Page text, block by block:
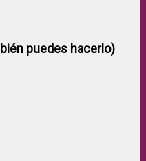
puedes hacerlo)